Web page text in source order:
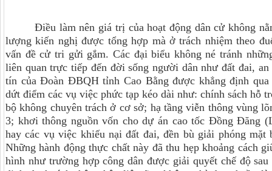
Điều làm nên giá trị của hoạt động dân cử không
lượng kiến nghị được tổng hợp mà ở trách nhiệm theo
vấn đề cử tri gửi gắm. Các đại biểu không né tránh
liên quan trực tiếp đến đời sống người dân như đất đai,
tín của Đoàn ĐBQH tỉnh Cao Bằng được khẳng định
dứt điểm các vụ việc phức tạp kéo dài như: chính sách hỗ
bộ không chuyên trách ở cơ sở; hạ tầng viễn thông vùng
3; khơi thông nguồn vốn cho dự án cao tốc Đồng Đăng
hay các vụ việc khiếu nại đất đai, đền bù giải phóng
Những hành động thực chất này đã thu hẹp khoảng cách
hình như trường hợp công dân được giải quyết chế độ